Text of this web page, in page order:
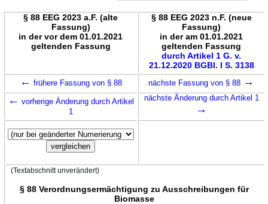
§ 88 EEG 2023 a.F. (alte
Fassung)
in der vor dem 01.01.2021
geltenden Fassung
§ 88 EEG 2023 n.F. (neue
Fassung)
in der am 01.01.2021
geltenden Fassung
durch Artikel 1 G. v.
21.12.2020 BGBl. I S. 3138
← frühere Fassung von § 88 nächste Fassung von § 88 →
← vorherige Änderung durch Artikel
1
nächste Änderung durch Artikel 1
→
(Textabschnitt unverändert)
§ 88 Verordnungsermächtigung zu Ausschreibungen für
Biomasse